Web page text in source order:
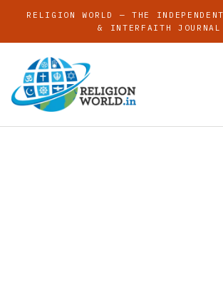
RELIGION WORLD — THE
& INTERFAITH JOURNAL